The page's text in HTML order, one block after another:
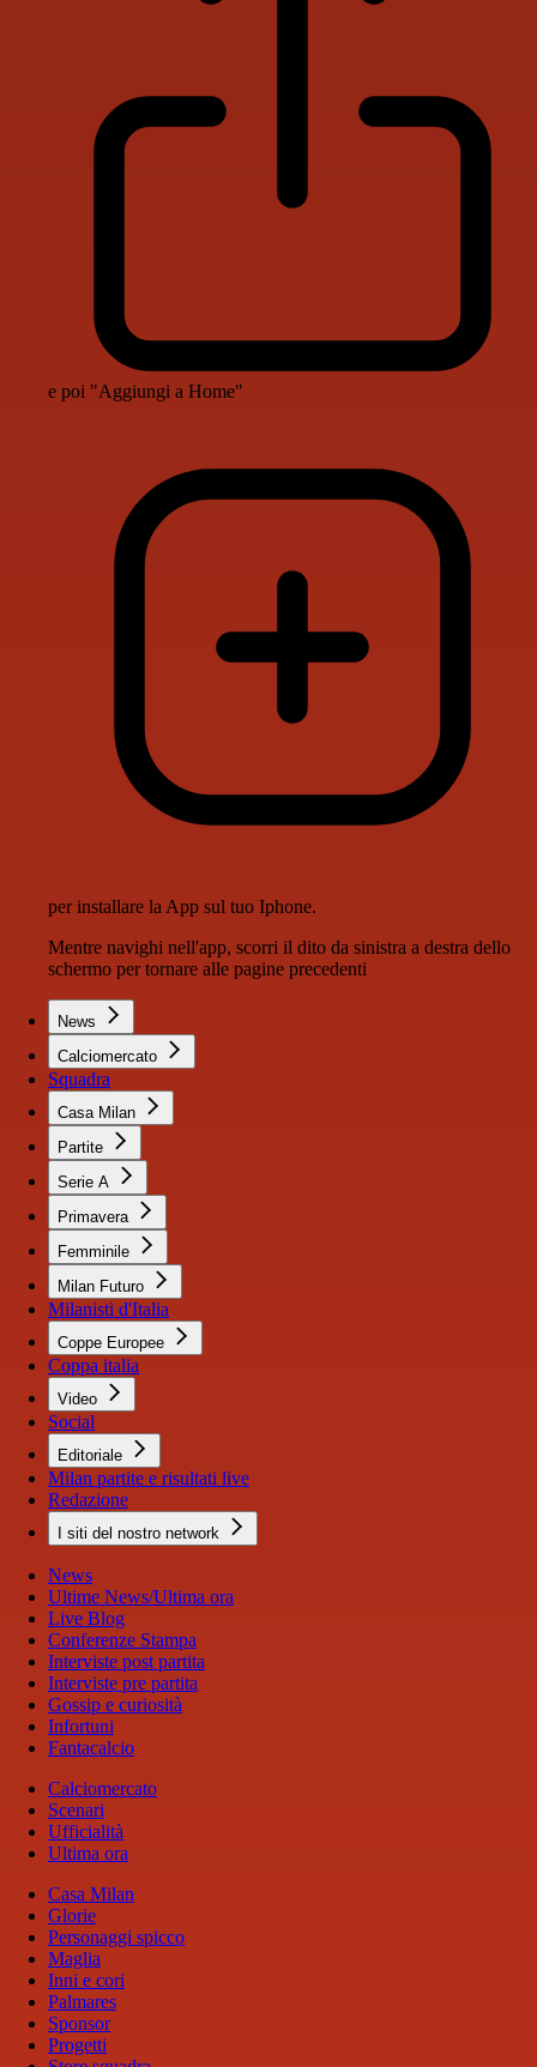
e poi "Aggiungi a Home"
per installare la App sul tuo Iphone.
Mentre navighi nell'app, scorri il dito da sinistra a destra dello
schermo per tornare alle pagine precedenti
News
Calciomercato
Squadra
Casa Milan
Partite
Serie A
Primavera
Femminile
Milan Futuro
Milanisti d'Italia
Coppe Europee
Coppa italia
Video
Social
Editoriale
Milan partite e risultati live
Redazione
I siti del nostro network
News
Ultime News/Ultima ora
Live Blog
Conferenze Stampa
Interviste post partita
Interviste pre partita
Gossip e curiosità
Infortuni
Fantacalcio
Calciomercato
Scenari
Ufficialità
Ultima ora
Casa Milan
Glorie
Personaggi spicco
Maglia
Inni e cori
Palmares
Sponsor
Progetti